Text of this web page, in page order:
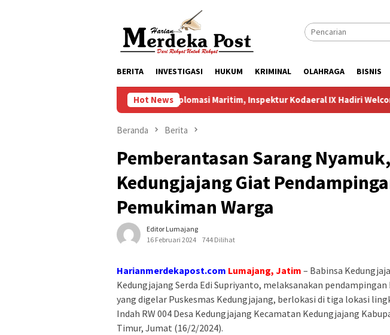
BERITA INVESTIGASI HUKUM KRIMINAL OLAHRAGA BISNIS
Hot News
Perkuat Diplomasi Maritim, Inspektur Kodaeral IX Hadiri Welcome Ceremony
Beranda Berita
Pemberantasan Sarang
Kedungjajang Giat
Pemukiman Warga
Editor Lumajang
16 Februari 2024
744 Dilihat
Harianmerdekapost.com Lumajang, Jatim – Babinsa
Kedungjajang Serda Edi Supriyanto, melaksanakan
yang digelar Puskesmas Kedungjajang, berlokasi di tiga lokasi
Indah RW 004 Desa Kedungjajang Kecamatan Kedungjajang
Timur, Jumat (16/2/2024).